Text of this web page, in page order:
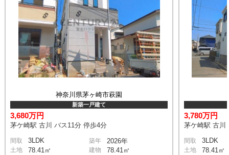
神奈川県茅ヶ崎市萩園
新築一戸建て
3,680万円
茅ケ崎駅 古川 バス11分 停歩4分
間取 3LDK 築年 2026年
土地 78.41㎡ 建物 78.41㎡
3,780万円
茅ケ崎駅 古川
間取 3LDK
土地 78.41㎡